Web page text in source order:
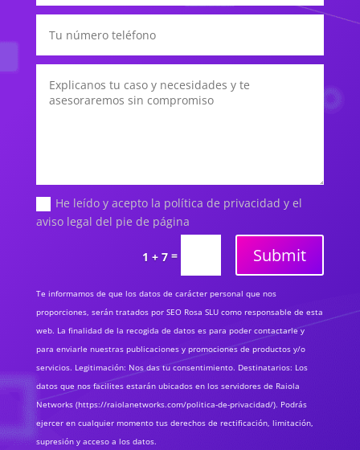
He leído y acepto la política de privacidad y el
aviso legal del pie de página
1 + 7 = Submit
Te informamos de que los datos de carácter personal que nos
proporciones, serán tratados por SEO Rosa SLU como responsable de esta
web. La finalidad de la recogida de datos es para poder contactarle y
para enviarle nuestras publicaciones y promociones de productos y/o
servicios. Legitimación: Nos das tu consentimiento. Destinatarios: Los
datos que nos facilites estarán ubicados en los servidores de Raiola
Networks (https://raiolanetworks.com/politica-de-privacidad/). Podrás
ejercer en cualquier momento tus derechos de rectificación, limitación,
supresión y acceso a los datos.